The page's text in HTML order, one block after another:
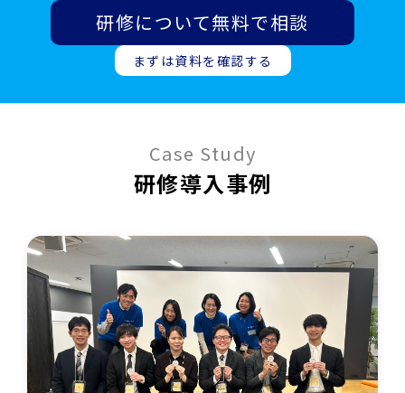
研修について無料で相談
まずは資料を確認する
Case Study
研修導⼊事例